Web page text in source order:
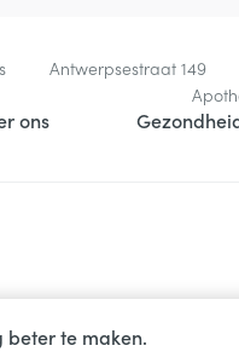
beter te maken.
Antwerpsestraat 149
ons